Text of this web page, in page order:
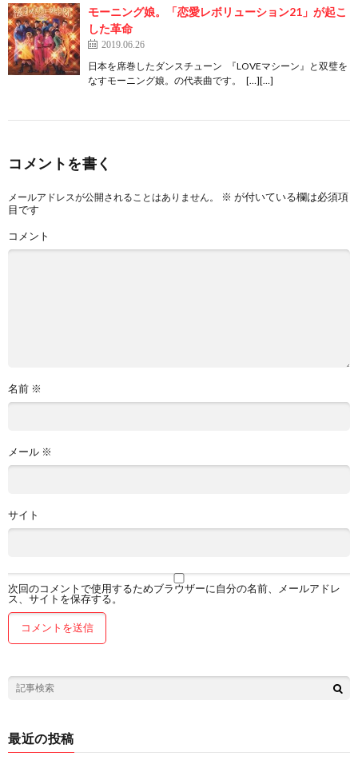
モーニング娘。「恋愛レボリューション21」が起こ
した革命
2019.06.26
日本を席巻したダンスチューン 『LOVEマシーン』と双璧を
なすモーニング娘。の代表曲です。 […][…]
コメントを書く
メールアドレスが公開されることはありません。 ※ が付いている欄は必須項
目です
コメント
名前 ※
メール ※
サイト
次回のコメントで使用するためブラウザーに自分の名前、メールアドレ
ス、サイトを保存する。
最近の投稿